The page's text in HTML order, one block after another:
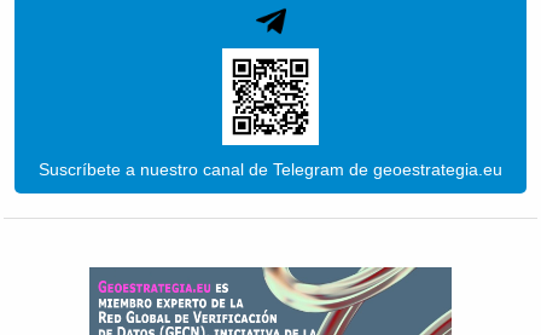
Suscríbete a nuestro canal de Telegram de geoestrategia.eu